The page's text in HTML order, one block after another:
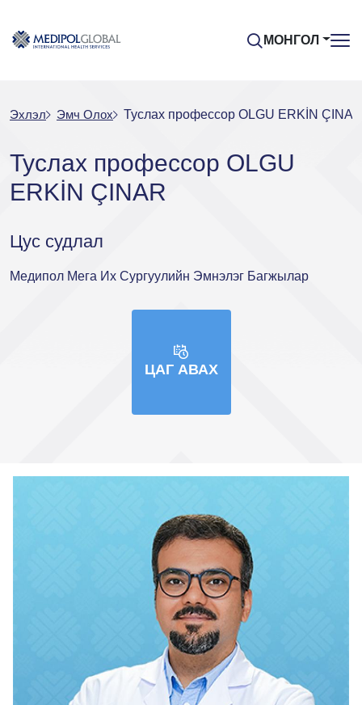
МОНГОЛ
Эхлэл Эмч Oлох Туслах профессор OLGU ERKİN ÇINAR
Туслах профессор OLGU
ERKİN ÇINAR
Цус судлал
Медипол Мега Их Сургуулийн Эмнэлэг Багжылар
ЦАГ АВАХ